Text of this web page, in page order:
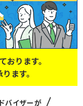
ります。
ます。
バイザーが